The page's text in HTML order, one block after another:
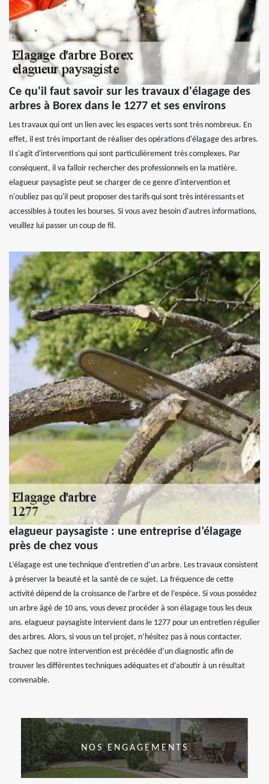
Ce qu'il faut savoir sur les travaux d'élagage des
arbres à Borex dans le 1277 et ses environs
Les travaux qui ont un lien avec les espaces verts sont très nombreux. En
effet, il est très important de réaliser des opérations d'élagage des arbres.
Il s'agit d'interventions qui sont particulièrement très complexes. Par
conséquent, il va falloir rechercher des professionnels en la matière.
elagueur paysagiste peut se charger de ce genre d'intervention et
n'oubliez pas qu'il peut proposer des tarifs qui sont très intéressants et
accessibles à toutes les bourses. Si vous avez besoin d'autres informations,
veuillez lui passer un coup de fil.
elagueur paysagiste : une entreprise d’élagage
près de chez vous
L’élagage est une technique d’entretien d’un arbre. Les travaux consistent
à préserver la beauté et la santé de ce sujet. La fréquence de cette
activité dépend de la croissance de l’arbre et de l’espèce. Si vous possédez
un arbre âgé de 10 ans, vous devez procéder à son élagage tous les deux
ans. elagueur paysagiste intervient dans le 1277 pour un entretien régulier
des arbres. Alors, si vous un tel projet, n’hésitez pas à nous contacter.
Sachez que notre intervention est précédée d’un diagnostic afin de
trouver les différentes techniques adéquates et d’aboutir à un résultat
convenable.
NOS ENGAGEMENTS